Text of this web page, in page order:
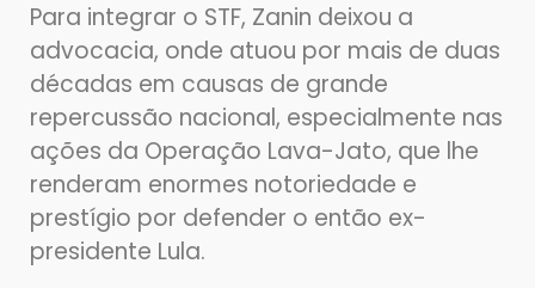
Para integrar o STF, Zanin deixou a
advocacia, onde atuou por mais de duas
décadas em causas de grande
repercussão nacional, especialmente nas
ações da Operação Lava-Jato, que lhe
renderam enormes notoriedade e
prestígio por defender o então ex-
presidente Lula.